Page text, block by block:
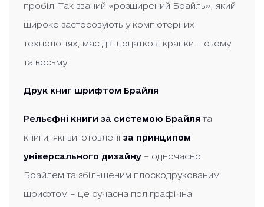
пробіл. Так званий «розширений Брайль», який
широко застосовують у компютерних
технологіях, має дві додаткові крапки – сьому
та восьму.
Друк книг шрифтом Брайля
Рельєфні книги за системою Брайля та
книги, які виготовлені за принципом
універсального дизайну – одночасно
Брайлем та збільшеним плоскодрукованим
шрифтом – це сучасна поліграфічна